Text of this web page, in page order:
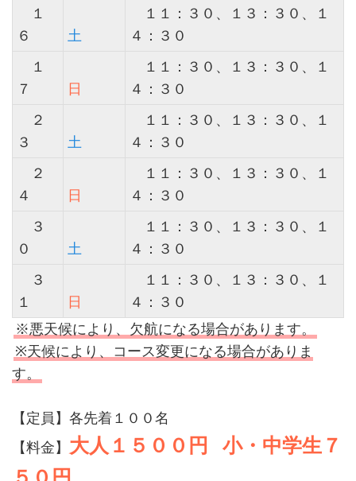
１
６
土
１１：３０、１３：３０、１
４：３０
１
７
日
１１：３０、１３：３０、１
４：３０
２
３
土
１１：３０、１３：３０、１
４：３０
２
４
日
１１：３０、１３：３０、１
４：３０
３
０
土
１１：３０、１３：３０、１
４：３０
３
１
日
１１：３０、１３：３０、１
４：３０
※悪天候により、欠航になる場合があります。
※天候により、コース変更になる場合がありま
す。
【定員】各先着１００名
【料金】 大人１５００円
小・中学生７